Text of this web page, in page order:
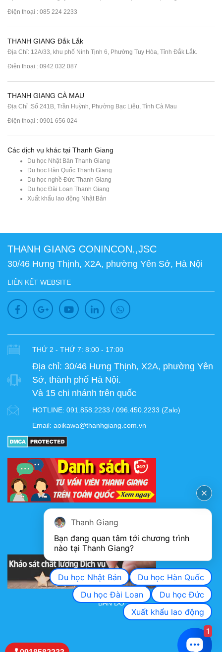
Điện thoại : 085 224 2233
THANH GIANG Đắk Lắk
Địa Chỉ: 12A/33, khu phố Ninh Tịnh 6, Phường Tuy Hòa, Tỉnh Đắk Lắk.
Điện thoại : 0942 032 087
THANH GIANG CÀ MAU
Địa Chỉ :Số 241B, Trần Huỳnh, Phường Bạc Liêu, Tỉnh Cà Mau
Điện thoại : 0901 656 024
Các dịch vụ khác tại Thanh Giang
Du học Nhật Bản Thanh Giang
Du học Hàn Quốc Thanh Giang
Du học nghề Đức Thanh Giang
Du học Đài Loan Thanh Giang
Xuất khẩu lao động Nhật Bản
THANH GIANG CONINCON.,JSC
30/46 Hưng Thịnh, X2A, phường Yên Sở, Hà Nội
LIÊN KẾT WEBSITE
THỨ 2 - THỨ 7: 8:00 - 17:00
Địa chỉ: 30/46 Hưng Thịnh, X2A, phường Yên
Sở, thành phố Hà Nội.
Và 15 chi nhánh trên quốc
HOTLINE: 091.858.2233 / 096.450.2233 (Zalo)
Email: aoikawa@thanhgiang.com.vn
KHẢO SÁT CHẤT LƯỢNG DỊCH VỤ
BẢN ĐỒ
Thanh Giang
Bạn đang quan tâm tới chương trình
nào tại Thanh Giang?
Du học Nhật Bản
Du học Hàn Quốc
Du học Đài Loan
Du học Đức
Xuất khẩu lao động
1